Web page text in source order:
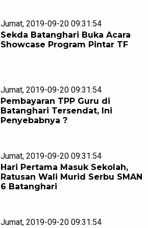
Jumat, 2019-09-20 09:31:54
Sekda Batanghari Buka Acara
Showcase Program Pintar TF
Jumat, 2019-09-20 09:31:54
Pembayaran TPP Guru di
Batanghari Tersendat, Ini
Penyebabnya ?
Jumat, 2019-09-20 09:31:54
Hari Pertama Masuk Sekolah,
Ratusan Wali Murid Serbu SMAN
6 Batanghari
Jumat, 2019-09-20 09:31:54